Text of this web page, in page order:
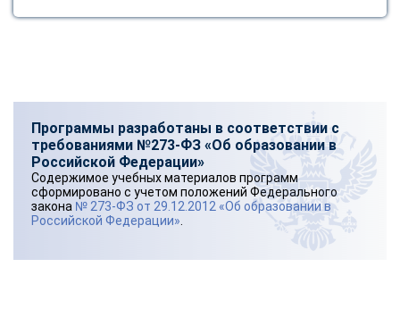
Программы разработаны в соответствии с
требованиями №273-ФЗ «Об образовании в
Российской Федерации»
Содержимое учебных материалов программ
сформировано с учетом положений Федерального
закона № 273-ФЗ от 29.12.2012 «Об образовании в
Российской Федерации»